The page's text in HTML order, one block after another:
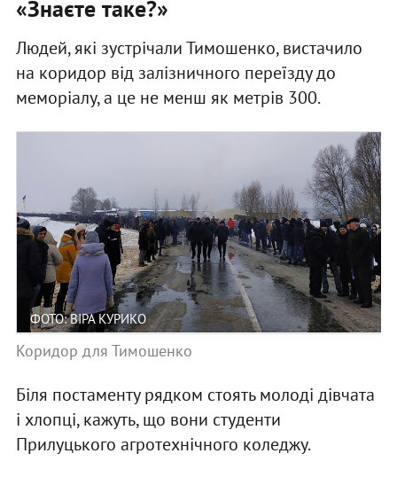
«Знаєте таке?»
Людей, які зустрічали Тимошенко, вистачило
на коридор від залізничного переїзду до
меморіалу, а це не менш як метрів 300.
ФОТО: ВІРА КУРИКО
Коридор для Тимошенко
Біля постаменту рядком стоять молоді дівчата
і хлопці, кажуть, що вони студенти
Прилуцького агротехнічного коледжу.